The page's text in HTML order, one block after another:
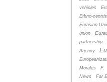
vehicles
Ethno-
Eurasian
union
partnership
Agency
Morales
F.
News
Far